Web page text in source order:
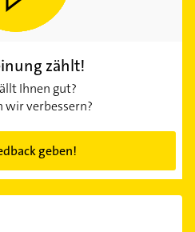
zählt!
Ihnen gut?
wir verbessern?
geben!